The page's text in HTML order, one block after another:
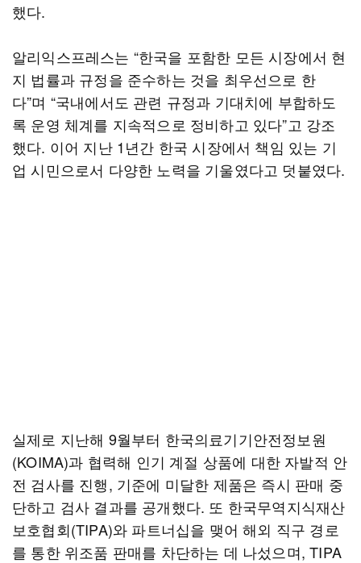
했다.
알리익스프레스는 “한국을 포함한 모든 시장에서 현
지 법률과 규정을 준수하는 것을 최우선으로 한
다”며 “국내에서도 관련 규정과 기대치에 부합하도
록 운영 체계를 지속적으로 정비하고 있다”고 강조
했다. 이어 지난 1년간 한국 시장에서 책임 있는 기
업 시민으로서 다양한 노력을 기울였다고 덧붙였다.
실제로 지난해 9월부터 한국의료기기안전정보원
(KOIMA)과 협력해 인기 계절 상품에 대한 자발적 안
전 검사를 진행, 기준에 미달한 제품은 즉시 판매 중
단하고 검사 결과를 공개했다. 또 한국무역지식재산
보호협회(TIPA)와 파트너십을 맺어 해외 직구 경로
를 통한 위조품 판매를 차단하는 데 나섰으며, TIPA